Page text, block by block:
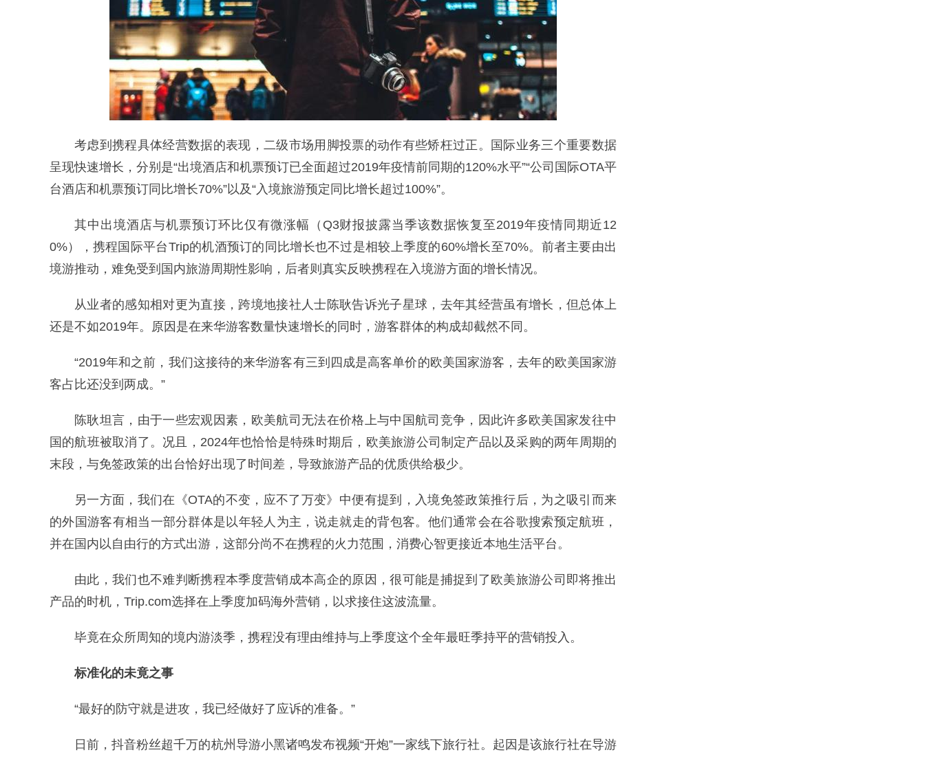
考虑到携程具体经营数据的表现，二级市场用脚投票的动作有些矫枉过正。国际业务三个重要数据
呈现快速增长，分别是“出境酒店和机票预订已全面超过2019年疫情前同期的120%水平”“公司国际OTA平
台酒店和机票预订同比增长70%”以及“入境旅游预定同比增长超过100%”。
其中出境酒店与机票预订环比仅有微涨幅（Q3财报披露当季该数据恢复至2019年疫情同期近12
0%），携程国际平台Trip的机酒预订的同比增长也不过是相较上季度的60%增长至70%。前者主要由出
境游推动，难免受到国内旅游周期性影响，后者则真实反映携程在入境游方面的增长情况。
从业者的感知相对更为直接，跨境地接社人士陈耿告诉光子星球，去年其经营虽有增长，但总体上
还是不如2019年。原因是在来华游客数量快速增长的同时，游客群体的构成却截然不同。
“2019年和之前，我们这接待的来华游客有三到四成是高客单价的欧美国家游客，去年的欧美国家游
客占比还没到两成。”
陈耿坦言，由于一些宏观因素，欧美航司无法在价格上与中国航司竞争，因此许多欧美国家发往中
国的航班被取消了。况且，2024年也恰恰是特殊时期后，欧美旅游公司制定产品以及采购的两年周期的
末段，与免签政策的出台恰好出现了时间差，导致旅游产品的优质供给极少。
另一方面，我们在《OTA的不变，应不了万变》中便有提到，入境免签政策推行后，为之吸引而来
的外国游客有相当一部分群体是以年轻人为主，说走就走的背包客。他们通常会在谷歌搜索预定航班，
并在国内以自由行的方式出游，这部分尚不在携程的火力范围，消费心智更接近本地生活平台。
由此，我们也不难判断携程本季度营销成本高企的原因，很可能是捕捉到了欧美旅游公司即将推出
产品的时机，Trip.com选择在上季度加码海外营销，以求接住这波流量。
毕竟在众所周知的境内游淡季，携程没有理由维持与上季度这个全年最旺季持平的营销投入。
标准化的未竟之事
“最好的防守就是进攻，我已经做好了应诉的准备。”
日前，抖音粉丝超千万的杭州导游小黑诸鸣发布视频“开炮”一家线下旅行社。起因是该旅行社在导游